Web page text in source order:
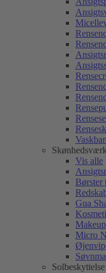
Vis alle
Børster
Gua
Micro